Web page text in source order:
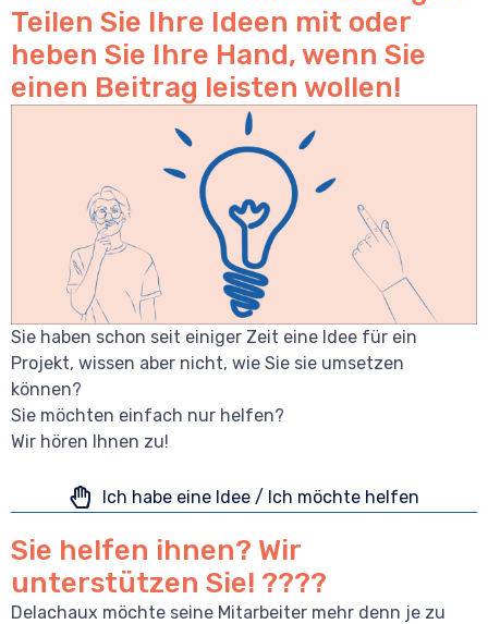
Teilen Sie Ihre Ideen mit oder
heben Sie Ihre Hand, wenn Sie
einen Beitrag leisten wollen!
Sie haben schon seit einiger Zeit eine Idee für ein
Projekt, wissen aber nicht, wie Sie sie umsetzen
können?
Sie möchten einfach nur helfen?
Wir hören Ihnen zu!
Ich habe eine Idee / Ich möchte helfen
Sie helfen ihnen? Wir
unterstützen Sie! ????
Delachaux möchte seine Mitarbeiter mehr denn je zu